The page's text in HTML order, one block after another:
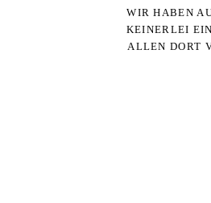
WIR HABEN
KEINERLEI
ALLEN DORT